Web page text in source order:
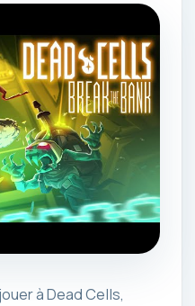
à Dead Cells,